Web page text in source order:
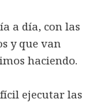
a día, con las
y que van
haciendo.
ejecutar las